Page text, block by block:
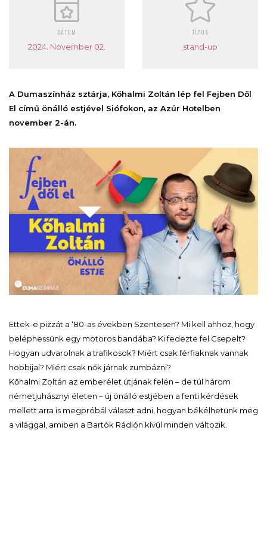
DÁTUM
2024. November 02.
TÍPUS
stand-up
A Dumaszínház sztárja, Kőhalmi Zoltán lép fel Fejben Dől
El című önálló estjével Siófokon, az Azúr Hotelben
november 2-án.
Ettek-e pizzát a ‘80-as években Szentesen? Mi kell ahhoz, hogy
beléphessünk egy motoros bandába? Ki fedezte fel Csepelt?
Hogyan udvarolnak a trafikosok? Miért csak férfiaknak vannak
hobbijai? Miért csak nők járnak zumbázni?
Kőhalmi Zoltán az emberélet útjának felén – de túl három
németjuhásznyi életen – új önálló estjében a fenti kérdések
mellett arra is megpróbál választ adni, hogyan békélhetünk meg
a világgal, amiben a Bartók Rádión kívül minden változik.